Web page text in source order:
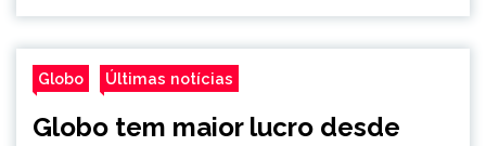
Globo Últimas notícias
Globo tem maior lucro desde